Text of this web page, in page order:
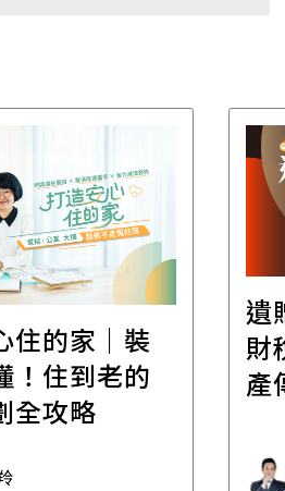
住的家｜裝
！住到老的
全攻略
遺
財
產